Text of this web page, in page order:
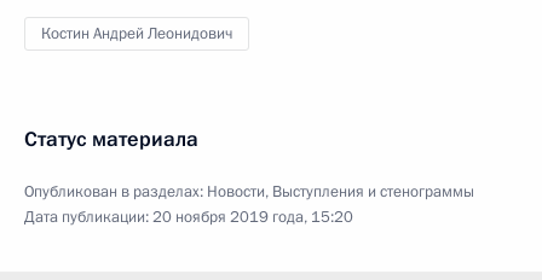
Костин Андрей Леонидович
Статус материала
Опубликован в разделах: Новости, Выступления и стенограммы
Дата публикации:20 ноября 2019 года, 15:20